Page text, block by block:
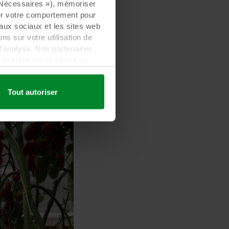
»), mémoriser
votre comportement pour
sociaux et les sites web
sur votre utilisation de
Nos partenaires
que ce transfert est
partenaires et la durée
fins nos sites web
sur l’icône de cookie
cookies et notre
l’identification de la
Tout autoriser